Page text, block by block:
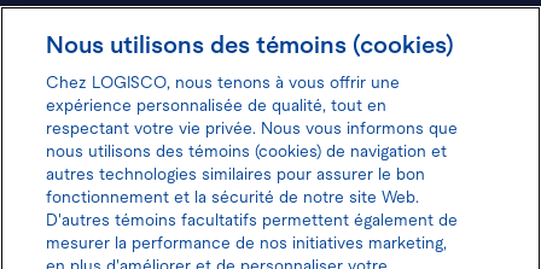
Hôtels
Donnez votre avis pour gagner 100$
Nous utilisons des témoins (cookies)
Chez LOGISCO, nous tenons à vous offrir une
expérience personnalisée de qualité, tout en
respectant votre vie privée. Nous vous informons que
nous utilisons des témoins (cookies) de navigation et
autres technologies similaires pour assurer le bon
fonctionnement et la sécurité de notre site Web.
D'autres témoins facultatifs permettent également de
mesurer la performance de nos initiatives marketing,